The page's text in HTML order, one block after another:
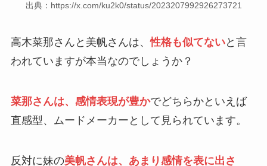
出典：https://x.com/ku2k0/status/2023207992926273721
高木菜那さんと美帆さんは、性格も似てないと言
われていますが本当なのでしょうか？
菜那さんは、感情表現が豊かでどちらかといえば
直感型、ムードメーカーとして見られています。
反対に妹の美帆さんは、あまり感情を表に出さ